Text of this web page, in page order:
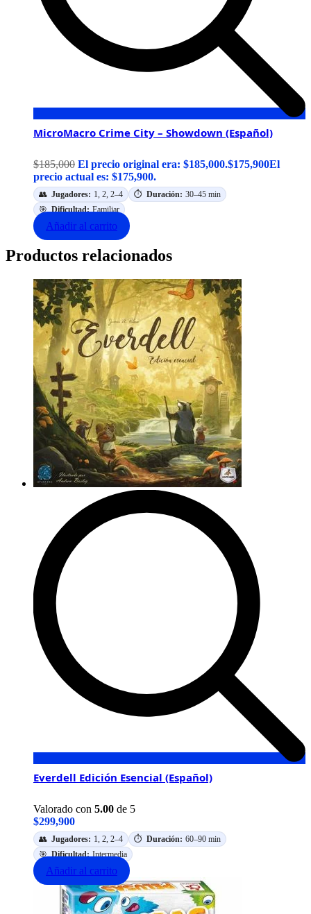
MicroMacro Crime City – Showdown (Español)
$185,000 El precio original era: $185,000.$175,900El
precio actual es: $175,900.
👥 Jugadores: 1, 2, 2–4 ⏱️ Duración: 30–45 min
🎯 Dificultad: Familiar
Añadir al carrito
Productos relacionados
Everdell Edición Esencial (Español)
Valorado con 5.00 de 5
$299,900
👥 Jugadores: 1, 2, 2–4 ⏱️ Duración: 60–90 min
🎯 Dificultad: Intermedia
Añadir al carrito